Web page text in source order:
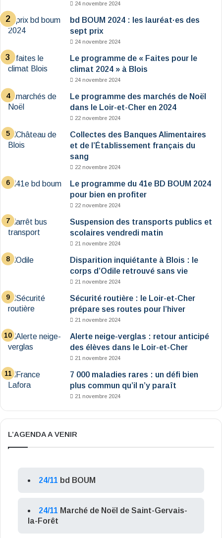
24 novembre 2024
bd BOUM 2024 : les lauréat·es des
sept prix
24 novembre 2024
Le programme de « Faites pour le
climat 2024 » à Blois
24 novembre 2024
Le programme des marchés de Noël
dans le Loir-et-Cher en 2024
22 novembre 2024
Collectes des Banques Alimentaires
et de l’Établissement français du
sang
22 novembre 2024
Le programme du 41e BD BOUM 2024
pour bien en profiter
22 novembre 2024
Suspension des transports publics et
scolaires vendredi matin
21 novembre 2024
Disparition inquiétante à Blois : le
corps d’Odile retrouvé sans vie
21 novembre 2024
Sécurité routière : le Loir-et-Cher
prépare ses routes pour l’hiver
21 novembre 2024
Alerte neige-verglas : retour anticipé
des élèves dans le Loir-et-Cher
21 novembre 2024
7 000 maladies rares : un défi bien
plus commun qu’il n’y paraît
21 novembre 2024
L’AGENDA A VENIR
24/11 bd BOUM
24/11 Marché de Noël de Saint-Gervais-
la-Forêt